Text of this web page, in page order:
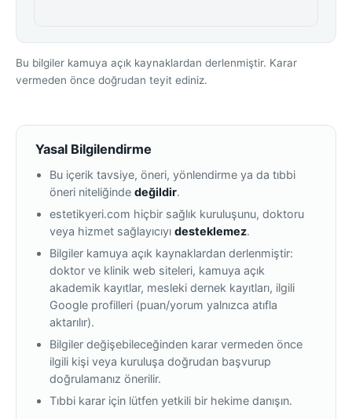
Bu bilgiler kamuya açık kaynaklardan derlenmiştir. Karar
vermeden önce doğrudan teyit ediniz.
Yasal Bilgilendirme
Bu içerik tavsiye, öneri, yönlendirme ya da tıbbi
öneri niteliğinde değildir.
estetikyeri.com hiçbir sağlık kuruluşunu, doktoru
veya hizmet sağlayıcıyı desteklemez.
Bilgiler kamuya açık kaynaklardan derlenmiştir:
doktor ve klinik web siteleri, kamuya açık
akademik kayıtlar, mesleki dernek kayıtları, ilgili
Google profilleri (puan/yorum yalnızca atıfla
aktarılır).
Bilgiler değişebileceğinden karar vermeden önce
ilgili kişi veya kuruluşa doğrudan başvurup
doğrulamanız önerilir.
Tıbbi karar için lütfen yetkili bir hekime danışın.